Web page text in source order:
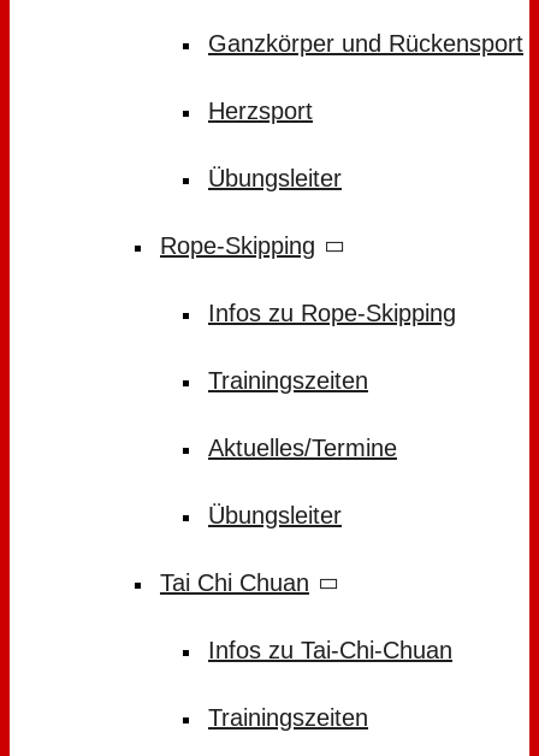
Ganzkörper und Rückensport
Herzsport
Übungsleiter
Rope-Skipping
Infos zu Rope-Skipping
Trainingszeiten
Aktuelles/Termine
Übungsleiter
Tai Chi Chuan
Infos zu Tai-Chi-Chuan
Trainingszeiten